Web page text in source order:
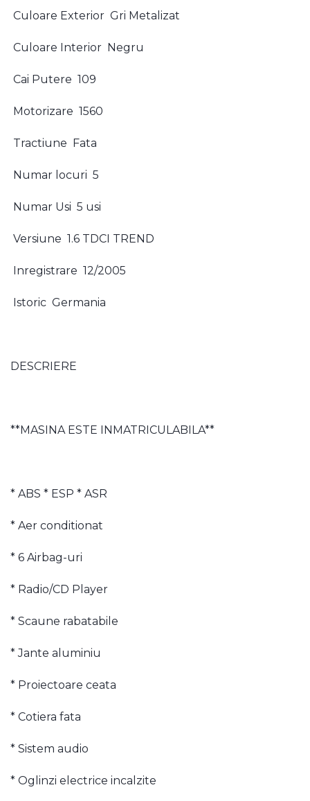
Culoare Exterior Gri Metalizat
Culoare Interior Negru
Cai Putere 109
Motorizare 1560
Tractiune Fata
Numar locuri 5
Numar Usi 5 usi
Versiune 1.6 TDCI TREND
Inregistrare 12/2005
Istoric Germania
DESCRIERE
**MASINA ESTE INMATRICULABILA**
* ABS * ESP * ASR
* Aer conditionat
* 6 Airbag-uri
* Radio/CD Player
* Scaune rabatabile
* Jante aluminiu
* Proiectoare ceata
* Cotiera fata
* Sistem audio
* Oglinzi electrice incalzite